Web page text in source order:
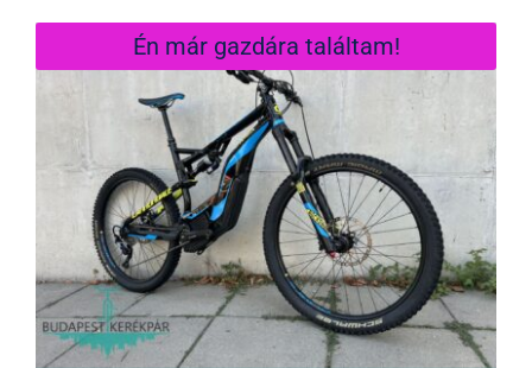
Én már gazdára találtam!
Cannondale Moterra LT2 Fully
Enduro Bosch Performance Line CX/
Új állapot